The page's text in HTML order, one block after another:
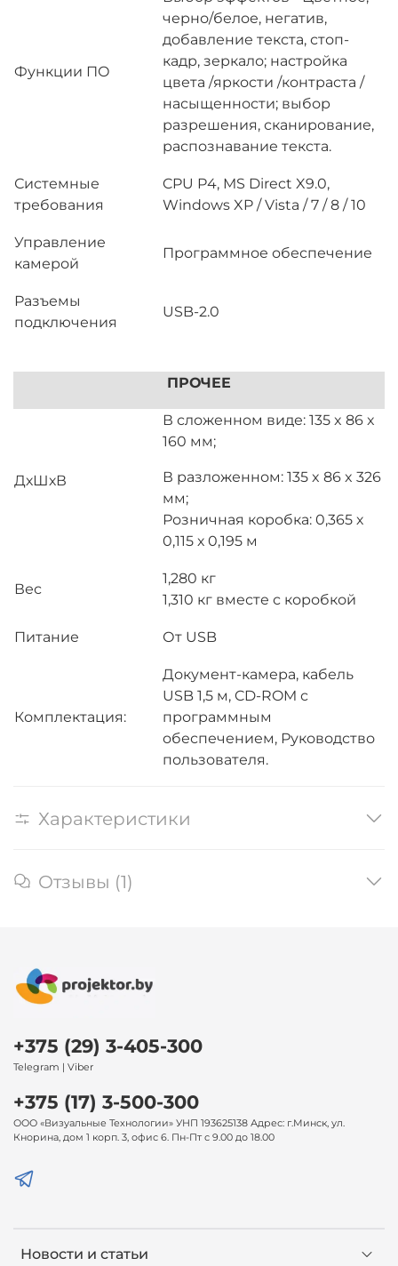
Функции ПО
черно/белое, негатив,
добавление текста, стоп-
кадр, зеркало; настройка
цвета /яркости /контраста /
насыщенности; выбор
разрешения, сканирование,
распознавание текста.
Системные
требования
CPU P4, MS Direct X9.0,
Windows XP / Vista / 7 / 8 / 10
Управление
камерой
Программное обеспечение
Разъемы
подключения
USB-2.0
ПРОЧЕЕ
ДхШхВ
В сложенном виде: 135 x 86 x
160 мм;
В разложенном: 135 x 86 x 326
мм;
Розничная коробка: 0,365 х
0,115 х 0,195 м
Вес
1,280 кг
1,310 кг вместе с коробкой
Питание От USB
Комплектация:
Документ-камера, кабель
USB 1,5 м, CD-ROM с
программным
обеспечением, Руководство
пользователя.
Характеристики
Отзывы (1)
Новости и статьи
+375 (29) 3-405-300
Telegram | Viber
+375 (17) 3-500-300
ООО «Визуальные Технологии» УНП 193625138 Адрес: г.Минск, ул.
Кнорина, дом 1 корп. 3, офис 6. Пн-Пт с 9.00 до 18.00